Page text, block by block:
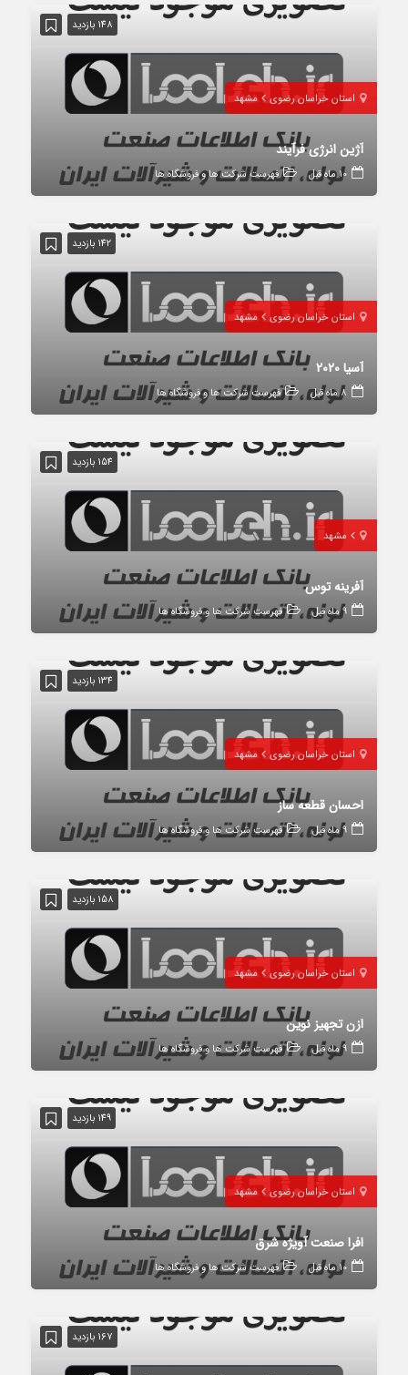
148 بازدید
استان خراسان رضوی مشهد
آژین انرژی فرآیند
10 ماه قبل فهرست شرکت ها و فروشگاه ها
142 بازدید
استان خراسان رضوی مشهد
آسیا 2020
8 ماه قبل فهرست شرکت ها و فروشگاه ها
154 بازدید
مشهد
آفرینه توس
9 ماه قبل فهرست شرکت ها و فروشگاه ها
134 بازدید
استان خراسان رضوی مشهد
احسان قطعه ساز
9 ماه قبل فهرست شرکت ها و فروشگاه ها
158 بازدید
استان خراسان رضوی مشهد
ازن تجهیز نوین
9 ماه قبل فهرست شرکت ها و فروشگاه ها
149 بازدید
استان خراسان رضوی مشهد
افرا صنعت آویژه شرق
10 ماه قبل فهرست شرکت ها و فروشگاه ها
167 بازدید